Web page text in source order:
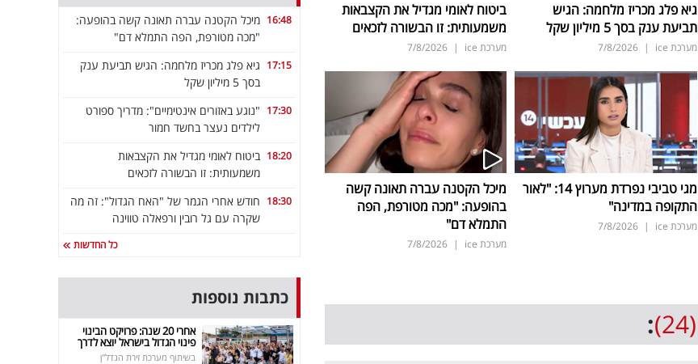
גיא פלג מכריז מלחמה: הגיש
תביעת ענק בסך 5 מיליון שקל
מערכת ice |
7/8/2026
ביטוח לאומי מגדיל את הקצבאות
משמעותית: זו הבשורה לזכאים
מערכת ice |
7/8/2026
מגי טביבי נפרדת מערוץ 14: "לאור
התקופה במדינה"
מערכת ice |
7/8/2026
מיכל הקטנה עברה תאונה קשה
בהופעה: "מכה מטורפת, הפה
התמלא דם"
מערכת ice |
7/8/2026
(24)
:
16:48 מיכל הקטנה עברה תאונה קשה בהופעה:
"מכה מטורפת, הפה התמלא דם"
17:15 גיא פלג מכריז מלחמה: הגיש תביעת ענק
בסך 5 מיליון שקל
17:30 "נוגע באזורים אינטימיים": מדריך ספורט
לילדים נעצר בחשד חמור
18:20 ביטוח לאומי מגדיל את הקצבאות
משמעותית: זו הבשורה לזכאים
18:30 חודש אחרי הגמר של "האח הגדול": זה מה
שקרה עם גל רובין ורפאלה טווינה
כל החדשות
כתבות נוספות
אחרי 20 שנה: פרויקט הבינוי
פינוי הגדול בישראל יוצא לדרך
בשיתוף מערכת זירת הנדל"ן